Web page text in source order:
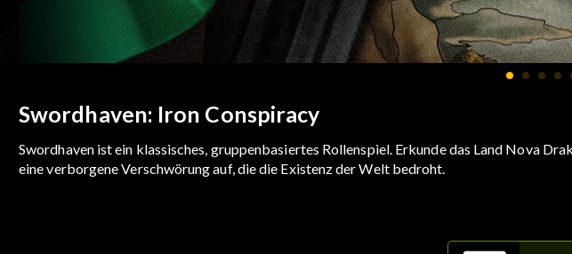
Swordhaven: Iron Conspiracy
Swordhaven ist ein klassisches, gruppenbasiertes Rollenspiel. Erkunde das Land Nova
eine verborgene Verschwörung auf, die die Existenz der Welt bedroht.